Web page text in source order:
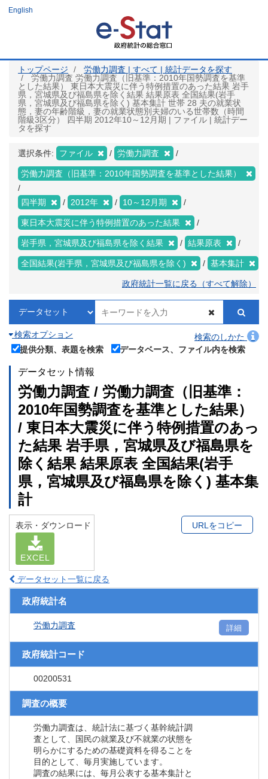
ツ
English
トップページ
労働力調査 | すべて | 統計データを探す
労働力調査 労働力調査（旧基準：2010年国勢調査を基準
とした結果） 東日本大震災に伴う特例措置のあった結果 岩手
県，宮城県及び福島県を除く結果 結果原表 全国結果(岩手
県，宮城県及び福島県を除く) 基本集計 世帯 28 夫の就業状
態，妻の年齢階級，妻の就業状態別夫婦のいる世帯数（時間
階級3区分） 四半期 2012年10～12月期 | ファイル | 統計デー
タを探す
選択条件: ファイル 労働力調査
労働力調査（旧基準：2010年国勢調査を基準とした結果）
四半期 2012年 10～12月期
東日本大震災に伴う特例措置のあった結果
岩手県，宮城県及び福島県を除く結果 結果原表
全国結果(岩手県，宮城県及び福島県を除く) 基本集計
政府統計一覧に戻る（すべて解除）
検索オプション
検索のしかた
提供分類、表題を検索
データベース、ファイル内を検索
データセット情報
労働力調査 / 労働力調査（旧基準：
2010年国勢調査を基準とした結果）
/ 東日本大震災に伴う特例措置のあっ
た結果 岩手県，宮城県及び福島県を
除く結果 結果原表 全国結果(岩手
県，宮城県及び福島県を除く) 基本集
計
表示・ダウンロード
EXCEL
URLをコピー
データセット一覧に戻る
政府統計名
労働力調査 詳細
政府統計コード
00200531
調査の概要
労働力調査は、統計法に基づく基幹統計調
査として、国民の就業及び不就業の状態を
明らかにするための基礎資料を得ることを
目的として、毎月実施しています。
調査の結果には、毎月公表する基本集計と